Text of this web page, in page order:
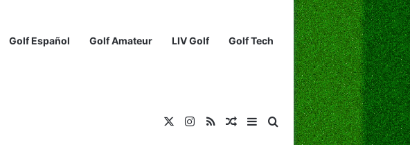
Golf Español Golf Amateur LIV Golf Golf Tech
Instagram
RSS ¡Muéstrame un artículo
Barra lateral
Buscar...